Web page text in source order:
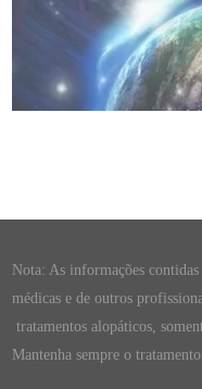
Nota: As informações
médicas e de outros
tratamentos alopáticos,
Mantenha sempre o